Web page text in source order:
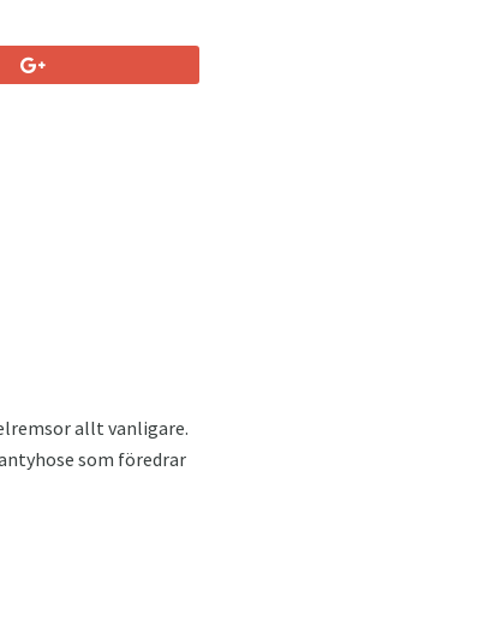
allt vanligare.
som föredrar